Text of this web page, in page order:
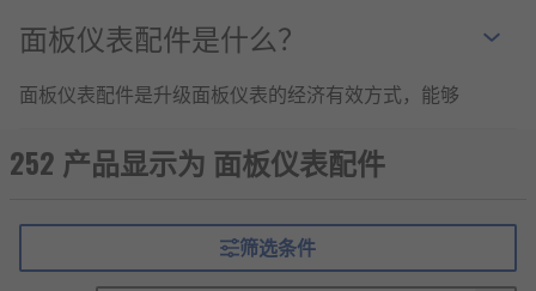
面板仪表配件是什么？
面板仪表配件是升级面板仪表的经济有效方式，能够
自动化和控制流程的效率。
安装配件
252 产品显示为 面板仪表配件
筛选条件